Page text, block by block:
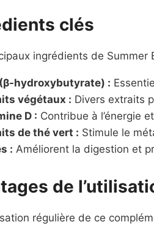
clés
ingrédients de Summer
(β-hydroxybutyrate) :
végétaux : Divers extraits
D : Contribue à l’énergie
de thé vert : Stimule le
: Améliorent la digestion et
de
régulière de ce